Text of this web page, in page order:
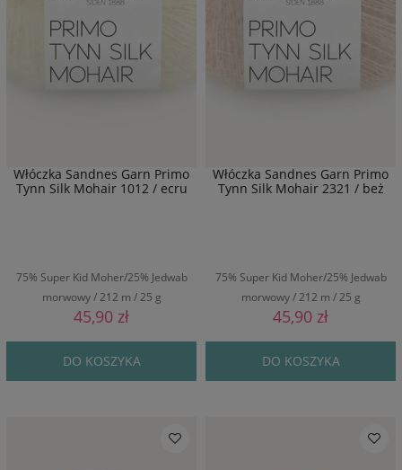
Włóczka Sandnes Garn Primo
Tynn Silk Mohair 1012 / ecru
75% Super Kid Moher/25% Jedwab
morwowy / 212 m / 25 g
45,90 zł
DO KOSZYKA
Włóczka Sandnes Garn Primo
Tynn Silk Mohair 2321 / beż
75% Super Kid Moher/25% Jedwab
morwowy / 212 m / 25 g
45,90 zł
DO KOSZYKA